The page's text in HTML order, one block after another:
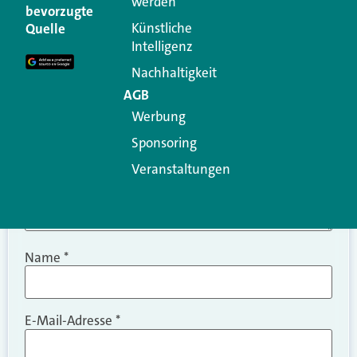
Ihre E-Mail-Adresse wird nicht veröffentlicht.
Erforderliche Felder sind mit
Kommentar
Name *
E-Mail-Adresse *
bevorzugte
Quelle
Künstliche
Intelligenz
Nachhaltigkeit
AGB
Werbung
Sponsoring
Veranstaltungen